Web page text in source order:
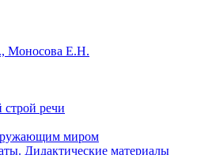
Моносова Е.Н.
строй речи
миром
Дидактические материалы